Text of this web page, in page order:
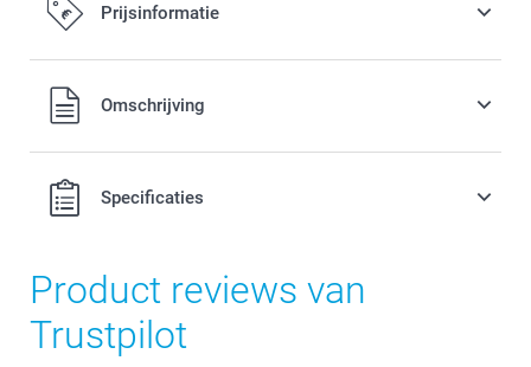
Prijsinformatie
Alle prijzen zijn in EURO (€) inclusief BTW en exclusief
verzendkosten.Omschrijving
Specificaties
Product reviews van
Trustpilot